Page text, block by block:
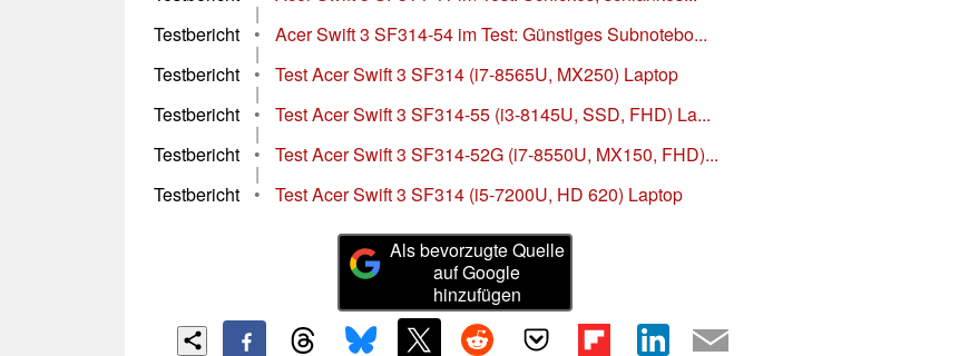
|
Testbericht
• Acer Swift 3 SF314-54 im Test: Günstiges Subnotebo...
|
Testbericht
• Test Acer Swift 3 SF314 (i7-8565U, MX250) Laptop
|
Testbericht
• Test Acer Swift 3 SF314-55 (i3-8145U, SSD, FHD) La...
|
Testbericht
• Test Acer Swift 3 SF314-52G (i7-8550U, MX150, FHD)...
|
Testbericht
• Test Acer Swift 3 SF314 (i5-7200U, HD 620) Laptop
Als bevorzugte Quelle
auf Google
hinzufügen